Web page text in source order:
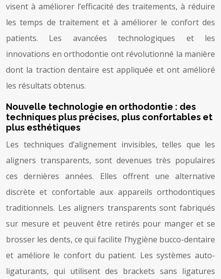
visent à améliorer l’efficacité des traitements, à réduire
les temps de traitement et à améliorer le confort des
patients. Les avancées technologiques et les
innovations en orthodontie ont révolutionné la manière
dont la traction dentaire est appliquée et ont amélioré
les résultats obtenus.
Nouvelle technologie en orthodontie : des
techniques plus précises, plus confortables et
plus esthétiques
Les techniques d’alignement invisibles, telles que les
aligners transparents, sont devenues très populaires
ces dernières années. Elles offrent une alternative
discrète et confortable aux appareils orthodontiques
traditionnels. Les aligners transparents sont fabriqués
sur mesure et peuvent être retirés pour manger et se
brosser les dents, ce qui facilite l’hygiène bucco-dentaire
et améliore le confort du patient. Les systèmes auto-
ligaturants, qui utilisent des brackets sans ligatures